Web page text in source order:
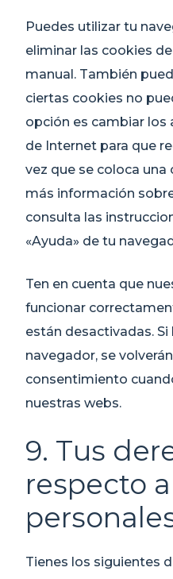
Puedes utilizar tu
eliminar las cookies
manual. También
ciertas cookies no
opción es cambiar los
de Internet para que
vez que se coloca
más información
consulta las
«Ayuda» de tu
Ten en cuenta que
funcionar
están desactivadas.
navegador, se
consentimiento
nuestras webs.
9. Tus
respecto
Tienes los siguientes